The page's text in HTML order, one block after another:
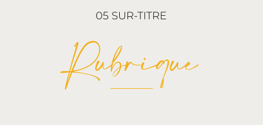
05 SUR-TITRE
Rubrique